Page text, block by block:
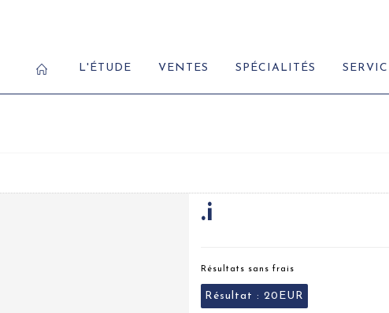
L'ÉTUDE VENTES SPÉCIALITÉS
.i
Résultats sans frais
Résultat : 20EUR